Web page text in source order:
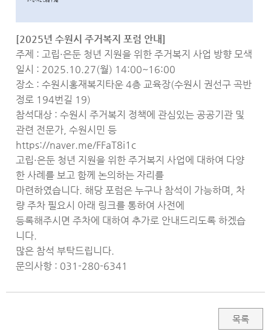
[2025년 수원시 주거복지 포럼 안내]
주제 : 고립·은둔 청년 지원을 위한 주거복지 사업 방향 모색
일시 : 2025.10.27(월) 14:00~16:00
장소 : 수원시홍재복지타운 4층 교육장(수원시 권선구 곡반
정로 194번길 19)
참석대상 : 수원시 주거복지 정책에 관심있는 공공기관 및
관련 전문가, 수원시민 등
https://naver.me/FFaT8i1c
고립·은둔 청년 지원을 위한 주거복지 사업에 대하여 다양
한 사례를 보고 함께 논의하는 자리를
마련하였습니다. 해당 포럼은 누구나 참석이 가능하며, 차
량 주차 필요시 아래 링크를 통하여 사전에
등록해주시면 주차에 대하여 추가로 안내드리도록 하겠습
니다.
많은 참석 부탁드립니다.
문의사항 : 031-280-6341
목록